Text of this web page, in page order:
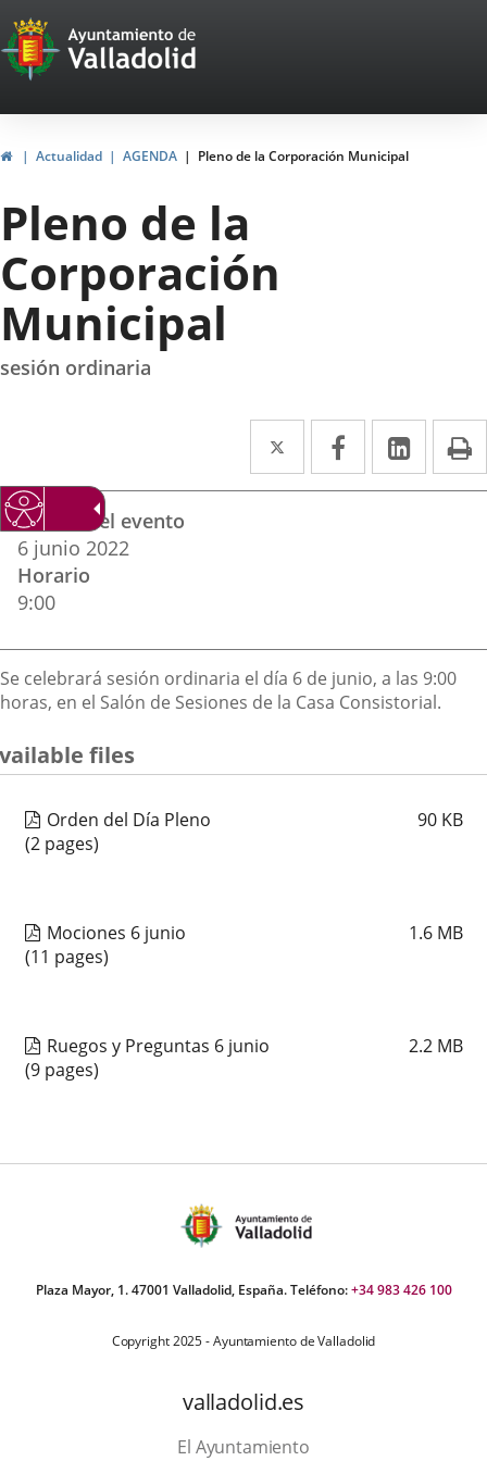
Portal
Web
del
Ayuntamiento
de
Valladolid
HomeActualidad AGENDA Pleno de la Corporación Municipal
Pleno de la
Corporación
Municipal
sesión ordinaria
Twitter
Enlace
a
Facebook
Enlace
a
Enlace
a
Datos
del
evento
Fechas del evento
6 junio 2022
Horario
9:00
Descripción
Se celebrará sesión ordinaria el día 6 de junio, a las 9:00
horas, en el Salón de Sesiones de la Casa Consistorial.
files
Orden del Día Pleno 90 KB
(2 pages)
Mociones 6 junio 1.6 MB
(11 pages)
Ruegos y Preguntas 6 junio 2.2 MB
(9 pages)
Plaza Mayor, 1. 47001 Valladolid, España. Teléfono:+34 983 426 100
Copyright 2025 - Ayuntamiento de Valladolid
valladolid.es
El Ayuntamiento